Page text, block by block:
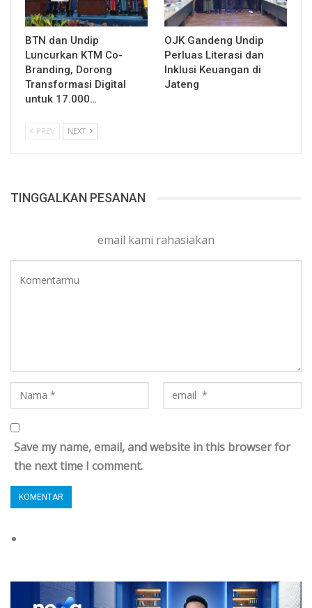
BTN dan Undip
Luncurkan KTM Co-
Branding, Dorong
Transformasi Digital
untuk 17.000…
OJK Gandeng Undip
Perluas Literasi dan
Inklusi Keuangan di
Jateng
PREV NEXT
TINGGALKAN PESANAN
email kami rahasiakan
Save my name, email, and website in this browser for
the next time I comment.